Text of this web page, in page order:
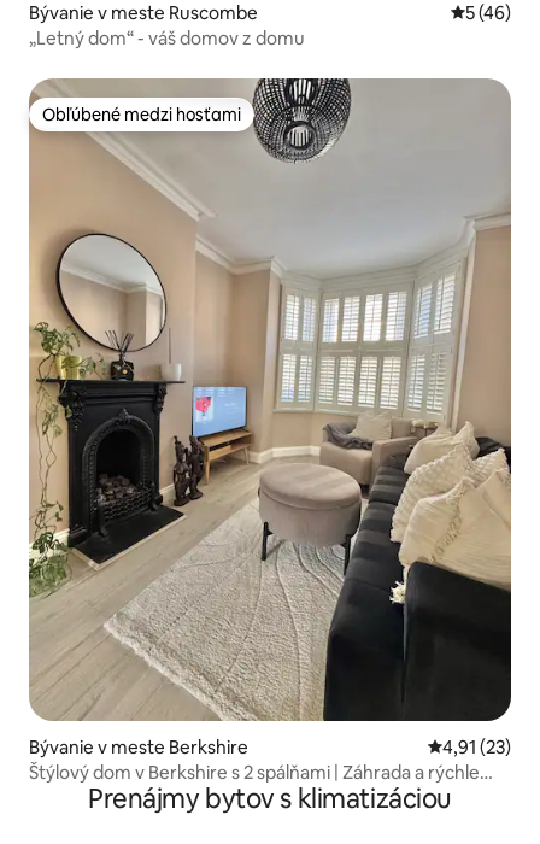
Bývanie v meste Ruscombe
5 (46)
„Letný dom“ - váš domov z domu
Obľúbené medzi hosťami
Obľúbené medzi hosťami
Bývanie v meste Berkshire Priemerné
4,91 (23)
Štýlový dom v Berkshire s 2 spálňami | Záhrada a rýchle
spojeniePrenájmy bytov s klimatizáciou